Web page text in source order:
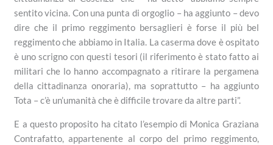
sentito vicina. Con una punta di orgoglio – ha aggiunto – devo
dire che il primo reggimento bersaglieri è forse il più bel
reggimento che abbiamo in Italia. La caserma dove è ospitato
è uno scrigno con questi tesori (il riferimento è stato fatto ai
militari che lo hanno accompagnato a ritirare la pergamena
della cittadinanza onoraria), ma soprattutto – ha aggiunto
Tota – c’è un’umanità che è difficile trovare da altre parti”.
E a questo proposito ha citato l’esempio di Monica Graziana
Contrafatto, appartenente al corpo del primo reggimento,